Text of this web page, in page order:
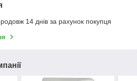
14 днів за рахунок покупця